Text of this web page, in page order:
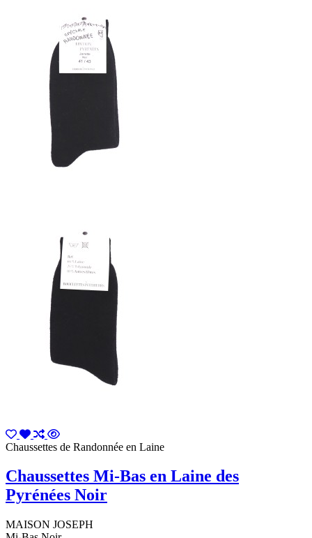
Chaussettes de Randonnée en Laine
Chaussettes Mi-Bas en Laine des
Pyrénées Noir
MAISON JOSEPH